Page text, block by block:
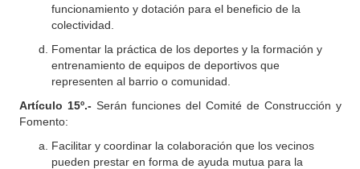
funcionamiento y dotación para el beneficio de la
colectividad.
Fomentar la práctica de los deportes y la formación y
entrenamiento de equipos de deportivos que
representen al barrio o comunidad.
Artículo 15º.- Serán funciones del Comité de Construcción y
Fomento:
Facilitar y coordinar la colaboración que los vecinos
pueden prestar en forma de ayuda mutua para la